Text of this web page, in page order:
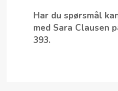
Har du spørsmål
med Sara Clausen
393.